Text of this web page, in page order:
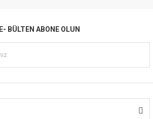
E- BÜLTEN ABONE OLUN